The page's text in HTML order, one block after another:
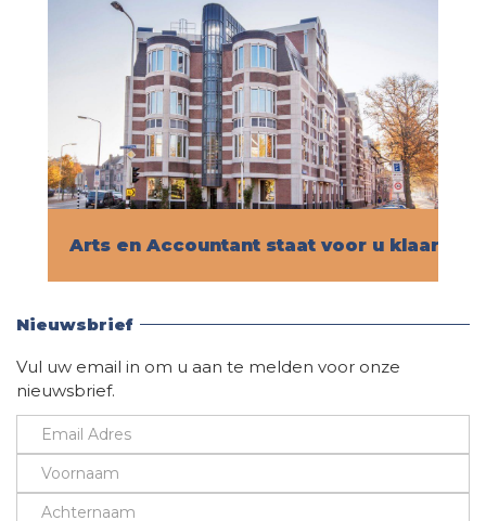
Arts en Accountant staat voor u klaar!
Nieuwsbrief
Vul uw email in om u aan te melden voor onze
nieuwsbrief.